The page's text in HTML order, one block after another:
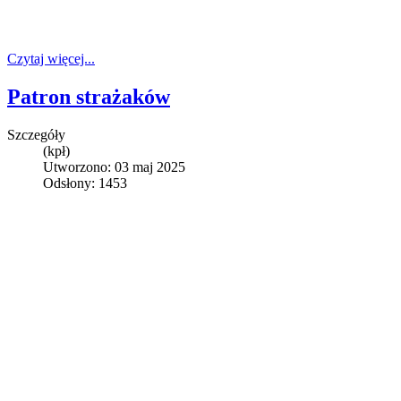
Czytaj więcej...
Patron strażaków
Szczegóły
(kpł)
Utworzono: 03 maj 2025
Odsłony: 1453